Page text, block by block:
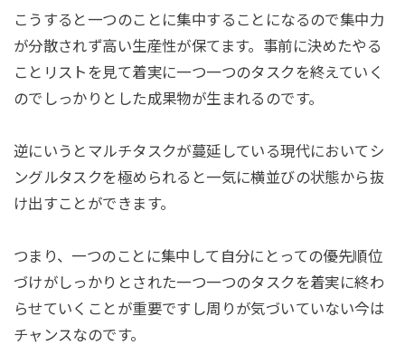
こうすると一つのことに集中することになるので集中力
が分散されず高い生産性が保てます。事前に決めたやる
ことリストを見て着実に一つ一つのタスクを終えていく
のでしっかりとした成果物が生まれるのです。
逆にいうとマルチタスクが蔓延している現代においてシ
ングルタスクを極められると一気に横並びの状態から抜
け出すことができます。
つまり、一つのことに集中して自分にとっての優先順位
づけがしっかりとされた一つ一つのタスクを着実に終わ
らせていくことが重要ですし周りが気づいていない今は
チャンスなのです。